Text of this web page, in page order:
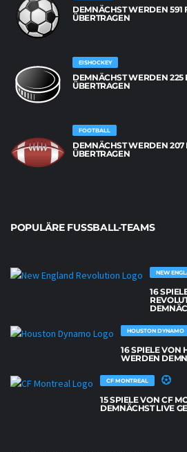
DEMNÄCHST WERDEN 591
BERTRAGEN
EISHOCKEY
DEMNÄCHST WERDEN 225
ÜBERTRAGEN
FOOTBALL
DEMNÄCHST WERDEN 207
ÜBERTRAGEN
POPULÄRE FUSSBALL-TEAMS
NEW
16
HOUSTON DYNAMO
16 SPIELE VON
WERDEN
CF MONTREAL
15 SPIELE VON CF
DEMNÄCHST LIVE